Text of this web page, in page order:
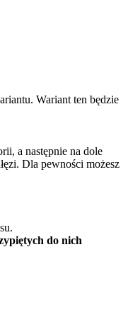
Wariant ten będzie
a następnie na dole
Dla pewności możesz
do nich